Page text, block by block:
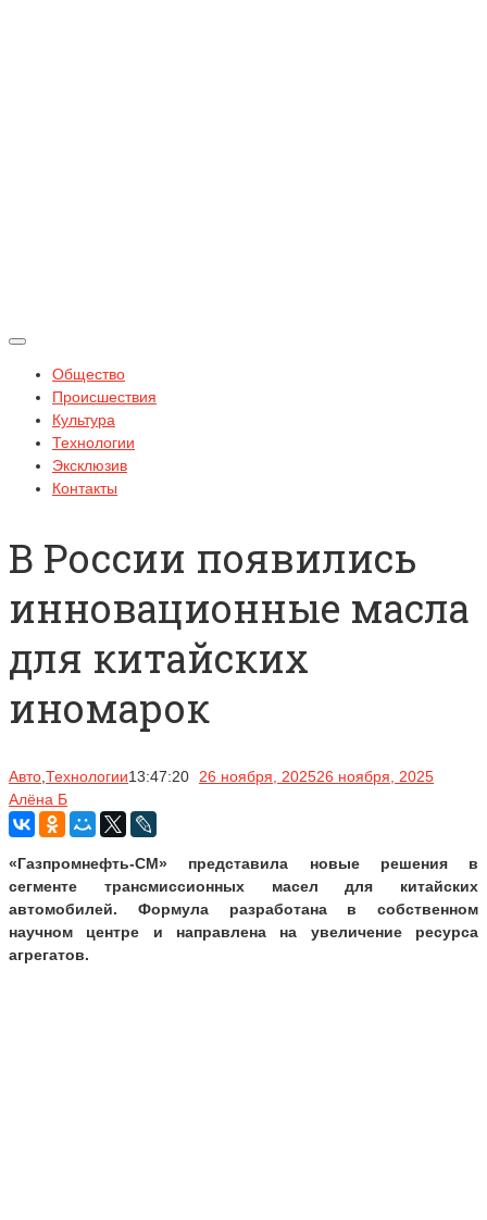
Общество
Происшествия
Культура
Технологии
Эксклюзив
Контакты
В России появились
инновационные масла
для китайских
иномарок
Авто Технологии13:47:20 26 ноября, 202526 ноября, 2025
Алёна Б
«Газпромнефть-СМ» представила новые решения в
сегменте трансмиссионных масел для китайских
автомобилей. Формула разработана в собственном
научном центре и направлена на увеличение ресурса
агрегатов.